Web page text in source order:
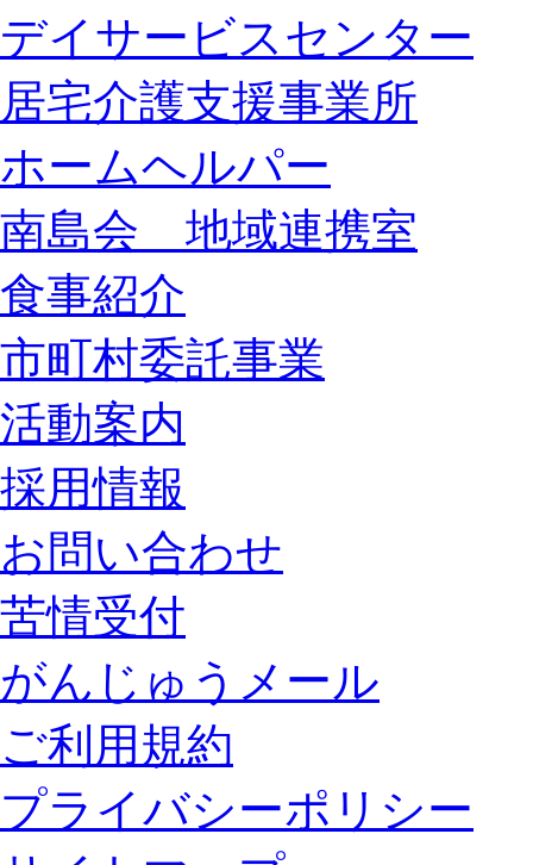
デイサービスセンター
居宅介護支援事業所
ホームヘルパー
南島会 地域連携室
食事紹介
市町村委託事業
活動案内
採用情報
お問い合わせ
苦情受付
がんじゅうメール
ご利用規約
プライバシーポリシー